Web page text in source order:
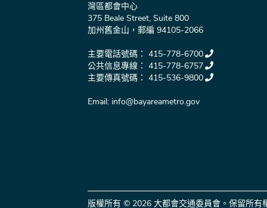
灣區都會中心
375 Beale Street, Suite 800
加州舊金山，郵編 94105-2066
主要電話號碼： 415-778-6700
公共信息專線： 415-778-6757
主要傳真號碼： 415-536-9800
Email: info@bayareametro.gov
版權所有 © 2026 大都會交通委員會。保留所有